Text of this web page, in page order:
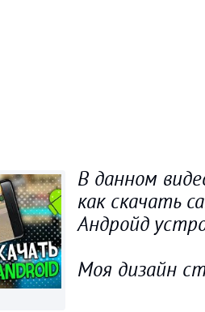
В данном
как скачать
Андройд
Моя дизайн